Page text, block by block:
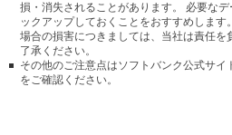
損・消失されることがあります。 必要な
ックアップしておくことをおすすめしま
場合の損害につきましては、当社は責任
了承ください。
その他のご注意点はソフトバンク公式サイ
をご確認ください。